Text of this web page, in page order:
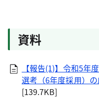
資料
【報告(1)】令和5年
選考（6年度採用）
[139.7KB]